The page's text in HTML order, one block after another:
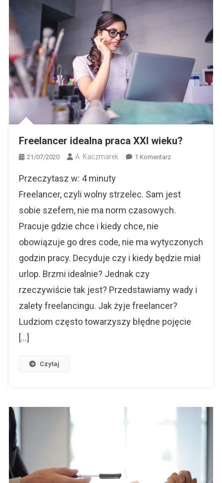
Freelancer idealna praca XXI wieku?
21/07/2020 A. Kaczmarek 1 KomentarzDo
Praca
Wieku?
Przeczytasz w: 4 minuty
Freelancer, czyli wolny strzelec. Sam jest
sobie szefem, nie ma norm czasowych.
Pracuje gdzie chce i kiedy chce, nie
obowiązuje go dres code, nie ma wytyczonych
godzin pracy. Decyduje czy i kiedy będzie miał
urlop. Brzmi idealnie? Jednak czy
rzeczywiście tak jest? Przedstawiamy wady i
zalety freelancingu. Jak żyje freelancer?
Ludziom często towarzyszy błędne pojęcie
[…]
Czytaj